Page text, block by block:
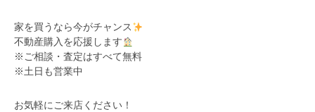
家を買うなら今がチャンス
不動産購入を応援します
※ご相談・査定はすべて無料
※土日も営業中
お気軽にご来店ください！